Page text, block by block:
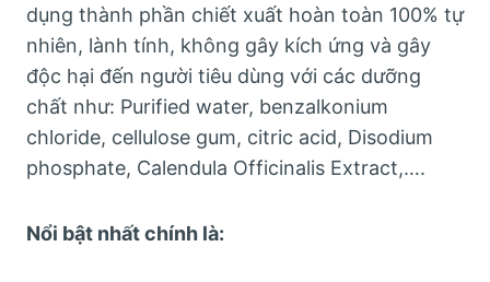
dụng thành phần chiết xuất hoàn toàn 100% tự
nhiên, lành tính, không gây kích ứng và gây
độc hại đến người tiêu dùng với các dưỡng
chất như: Purified water, benzalkonium
chloride, cellulose gum, citric acid, Disodium
phosphate, Calendula Officinalis Extract,….
Nổi bật nhất chính là: